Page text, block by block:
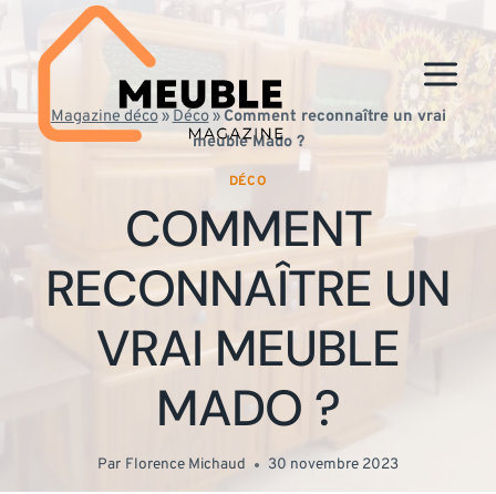
contenu
Magazine déco»Déco» Comment reconnaître un vrai
meuble Mado ?
DÉCO
COMMENT
RECONNAÎTRE UN
VRAI MEUBLE
MADO ?
Par Florence Michaud 30 novembre 2023